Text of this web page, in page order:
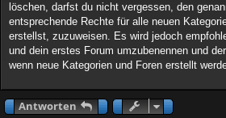
löschen, darfst du nicht vergessen, den
entsprechende Rechte für alle neuen
erstellst, zuzuweisen. Es wird jedoch
und dein erstes Forum umzubenennen und
wenn neue Kategorien und Foren erstellt
Antworten